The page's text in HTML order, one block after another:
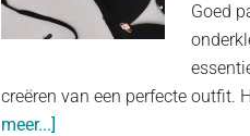
Goed
creëren van een perfecte outfit.
meer...]